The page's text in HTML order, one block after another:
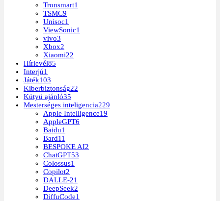
Tronsmart1
TSMC9
Unisoc1
ViewSonic1
vivo3
Xbox2
Xiaomi22
Hírlevél85
Interjú1
Játék103
Kiberbiztonság22
Kütyü ajánló35
Mesterséges inteligencia229
Apple Intelligence19
AppleGPT6
Baidu1
Bard11
BESPOKE AI2
ChatGPT53
Colossus1
Copilot2
DALLE-21
DeepSeek2
DiffuCode1